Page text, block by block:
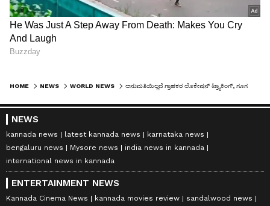
HOME NEWS WORLD NEWS
NEWS
kannada news latest kannada news
karnataka news
bengaluru news
Mysore news
india news in kannada
international news in kannada
ENTERTAINMENT NEWS
Kannada Cinema News kannada movies review
sandalwood news